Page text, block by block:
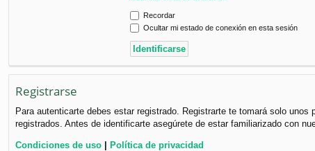
Recordar
Ocultar mi estado de conexión en esta sesión
Registrarse
Para autenticarte debes estar registrado. Registrarte te tomará solo
registrados. Antes de identificarte asegúrete de estar familiarizado con
Condiciones de uso | Política de privacidad